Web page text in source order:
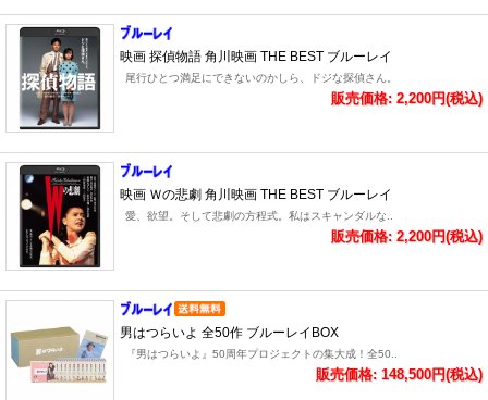
映画 探偵物語 角川映画 THE BEST ブルーレイ
尾行ひとつ満足にできないのかしら、ドジな探偵さん。
販売価格: 2,200円(税込)
映画 Ｗの悲劇 角川映画 THE BEST ブルーレイ
愛、欲望。そして悲劇の方程式。私はスキャンダルな..
販売価格: 2,200円(税込)
男はつらいよ 全50作 ブルーレイBOX
『男はつらいよ』50周年プロジェクトの集大成！全50..
販売価格: 148,500円(税込)